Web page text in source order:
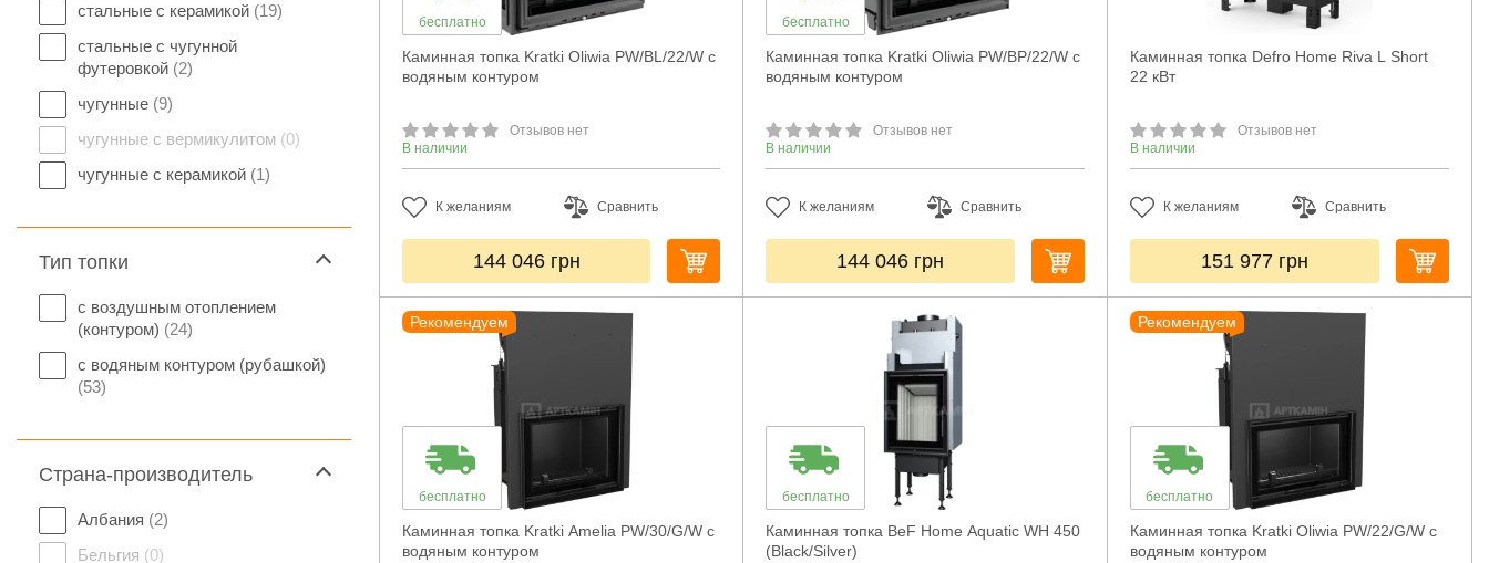
стальные с керамикой (19)
стальные с чугунной
футеровкой (2)
чугунные (9)
чугунные с вермикулитом (0)
чугунные с керамикой (1)
Тип топки
с воздушным отоплением
(контуром) (24)
с водяным контуром (рубашкой)
(53)
Страна-производитель
Албания (2)
Бельгия (0)
бесплатно
Каминная топка Kratki Oliwia PW/BL/22/W с
водяным контуром
Отзывов нет
В наличии
К желаниям Сравнить
144 046 грн
бесплатно
Каминная топка Kratki Oliwia PW/BP/22/W с
водяным контуром
Отзывов нет
В наличии
К желаниям Сравнить
144 046 грн
Каминная топка Defro Home Riva L Short
22 кВт
Отзывов нет
В наличии
К желаниям Сравнить
151 977 грн
Рекомендуем
бесплатно
Каминная топка Kratki Amelia PW/30/G/W с
водяным контуром
бесплатно
Каминная топка BeF Home Aquatic WH 450
(Black/Silver)
Рекомендуем
бесплатно
Каминная топка Kratki Oliwia PW/22/G/W с
водяным контуром